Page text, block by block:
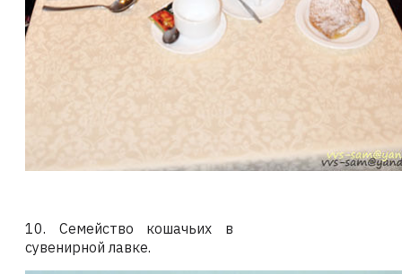
10. Семейство кошачьих в
сувенирной лавке.